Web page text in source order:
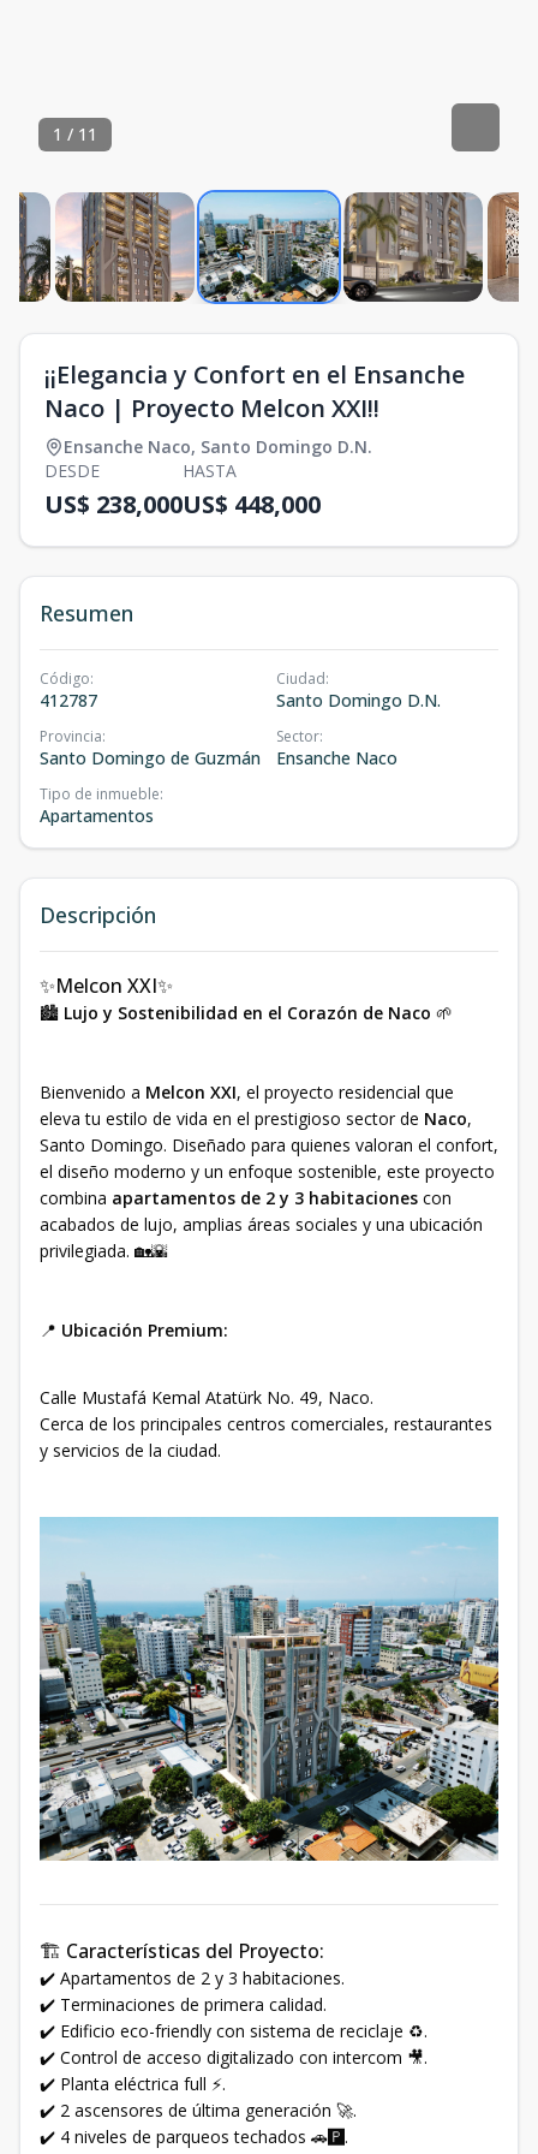
1 / 11
¡¡Elegancia y Confort en el Ensanche
Naco | Proyecto Melcon XXI!!
Ensanche Naco, Santo Domingo D.N.
DESDE
US$ 238,000
HASTA
US$ 448,000
Resumen
Código:
412787
Ciudad:
Santo Domingo D.N.
Provincia:
Santo Domingo de Guzmán
Sector:
Ensanche Naco
Tipo de inmueble:
Apartamentos
Descripción
✨Melcon XXI✨
🏙️ Lujo y Sostenibilidad en el Corazón de Naco 🌱
Bienvenido a Melcon XXI, el proyecto residencial que
eleva tu estilo de vida en el prestigioso sector de Naco,
Santo Domingo. Diseñado para quienes valoran el confort,
el diseño moderno y un enfoque sostenible, este proyecto
combina apartamentos de 2 y 3 habitaciones con
acabados de lujo, amplias áreas sociales y una ubicación
privilegiada. 🏡🌇
📍 Ubicación Premium:
Calle Mustafá Kemal Atatürk No. 49, Naco.
Cerca de los principales centros comerciales, restaurantes
y servicios de la ciudad.
🏗️ Características del Proyecto:
✔️ Apartamentos de 2 y 3 habitaciones.
✔️ Terminaciones de primera calidad.
✔️ Edificio eco-friendly con sistema de reciclaje ♻️.
✔️ Control de acceso digitalizado con intercom 🎥.
✔️ Planta eléctrica full ⚡.
✔️ 2 ascensores de última generación 🚀.
✔️ 4 niveles de parqueos techados 🚗🅿️.